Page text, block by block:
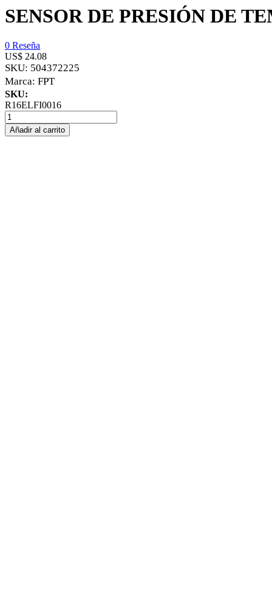
SENSOR DE PRESIÓN DE
0 Reseña
US$ 24.08
SKU: 504372225
Marca: FPT
SKU:
R16ELFI0016
Añadir al carrito